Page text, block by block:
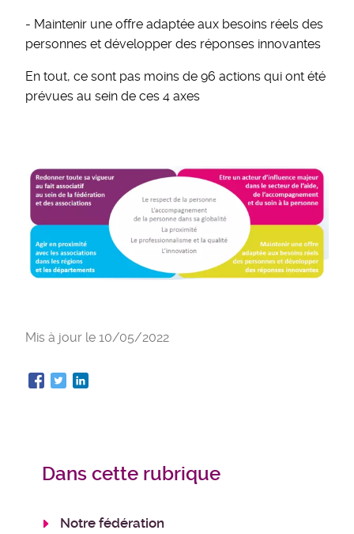
- Maintenir une offre adaptée aux besoins réels des
personnes et développer des réponses innovantes
En tout, ce sont pas moins de 96 actions qui ont été
prévues au sein de ces 4 axes
Mis à jour le 10/05/2022
Dans cette rubrique
Notre fédération